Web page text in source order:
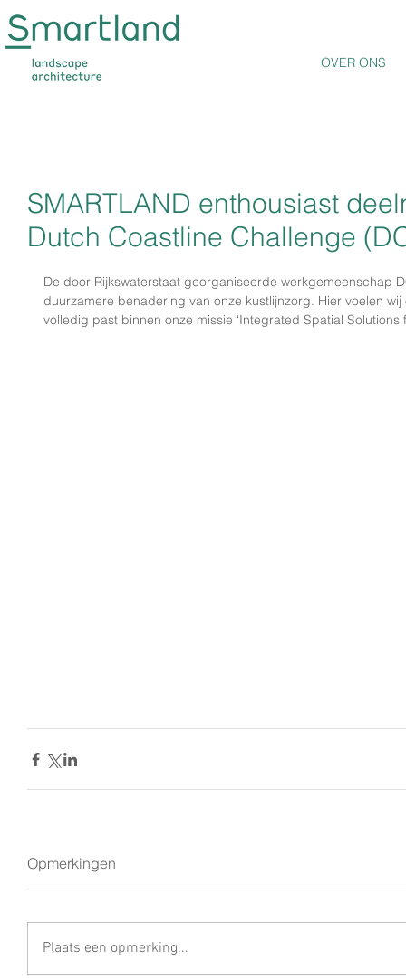
OVER ONS
SMARTLAND enthousiast
Dutch Coastline Challenge
De door Rijkswaterstaat georganiseerde werkgemeenschap
duurzamere benadering van onze kustlijnzorg. Hier voelen
volledig past binnen onze missie ‘Integrated Spatial Solutions
Opmerkingen
Plaats een opmerking...